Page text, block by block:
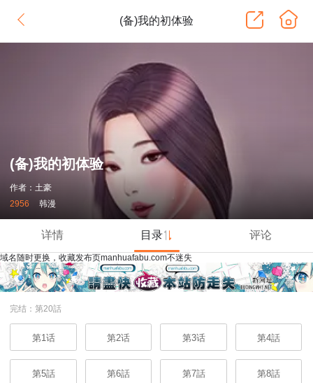
(备)我的初体验
(备)我的初体验
作者：土豪
2956
韩漫
详情 目录 评论
域名随时更换，收藏发布页manhuafabu.com不迷失
完结：第20話
第1话 第2话 第3话 第4話
第5話 第6話 第7話 第8話